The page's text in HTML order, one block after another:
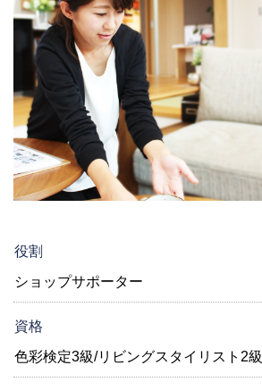
役割
ショップサポーター
資格
色彩検定3級/リビングスタイリスト2級